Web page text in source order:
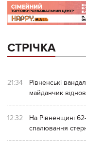
СТРІЧКА
21:34
Рівненські
майданчик
12:32
На Рівненщині
спалювання